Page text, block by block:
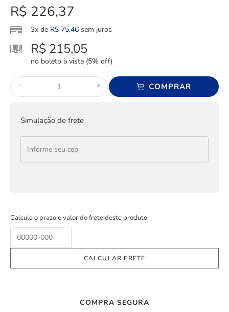
R$ 226,37
3x de R$ 75,46 sem juros
R$ 215,05
no boleto à vista (5% off)
- + COMPRAR
Simulação de frete
Calcule o prazo e valor do frete deste produto
COMPRA SEGURA